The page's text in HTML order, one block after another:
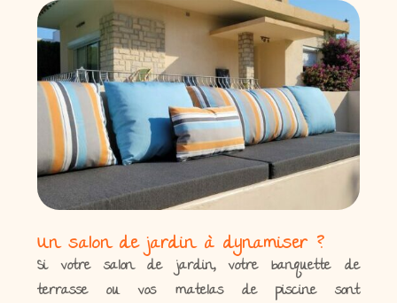
Un salon de jardin à dynamiser ?
Si votre salon de jardin, votre banquette de
terrasse ou vos matelas de piscine sont